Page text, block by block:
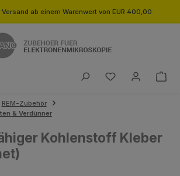
ab einem Warenwert von EUR 400,00
Du hast 0
REM-Zubehör
& Verdünner
Kohlenstoff Kleber